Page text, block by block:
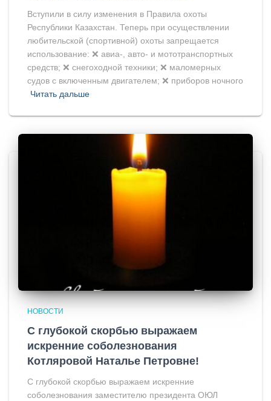
Вступили в силу изменения в Правила охоты
Республики Казахстан. Теперь при осуществлении
любительской (спортивной) охоты запрещается
использование: ❌ авиа-, авто- и мототранспортных
средств; ❌ снегоходной техники; ❌ маломерных
судов с включенным двигателем; ❌ приборов ночного
Читать дальше
НОВОСТИ
С глубокой скорбью выражаем
искренние соболезнования
Котляровой Наталье Петровне!
С глубокой скорбью выражаем искренние
соболезнования заместителю президента ОЮЛ